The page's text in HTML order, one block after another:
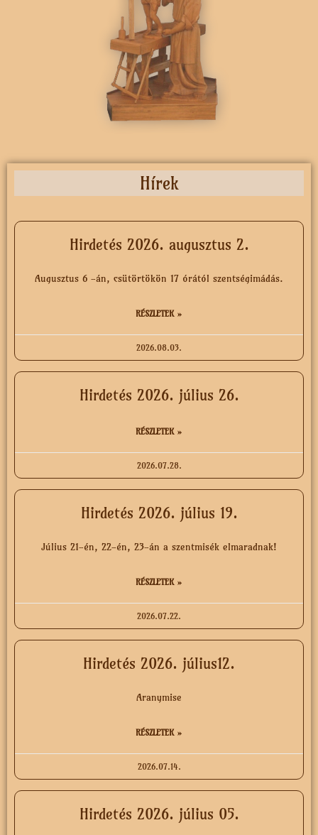
Hírek
Hirdetés 2026. augusztus 2.
Augusztus 6 -án, csütörtökön 17 órától szentségimádás.
RÉSZLETEK »
2026.08.03.
Hirdetés 2026. július 26.
RÉSZLETEK »
2026.07.28.
Hirdetés 2026. július 19.
Július 21-én, 22-én, 23-án a szentmisék elmaradnak!
RÉSZLETEK »
2026.07.22.
Hirdetés 2026. július12.
Aranymise
RÉSZLETEK »
2026.07.14.
Hirdetés 2026. július 05.